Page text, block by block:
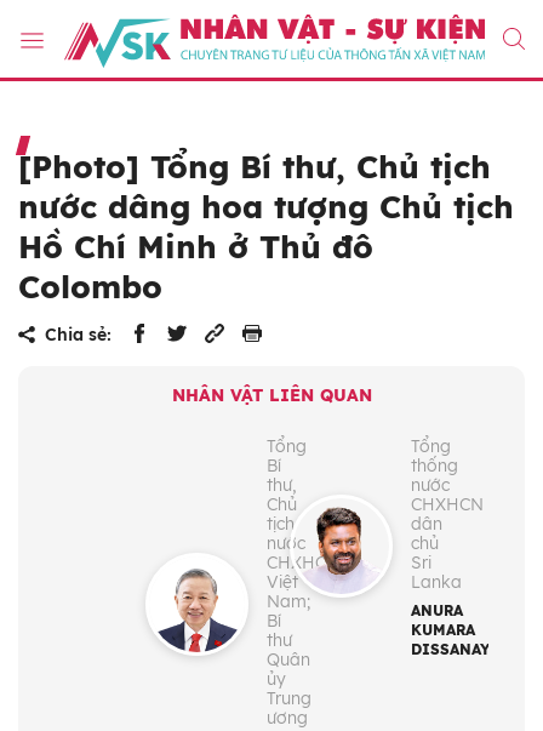
[Photo] Tổng Bí thư, Chủ tịch
nước dâng hoa tượng Chủ tịch
Hồ Chí Minh ở Thủ đô
Colombo
Chia sẻ:
NHÂN VẬT LIÊN QUAN
Tổng
Bí
thư,
Chủ
tịch
nước
CHXHCN
Việt
Nam;
Bí
thư
Quân
ủy
Trung
ương
Tổng
thống
nước
CHXHCN
dân
chủ
Sri
Lanka
ANURA
KUMARA
DISSANAYAKA